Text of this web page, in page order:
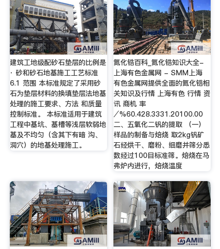
建筑工地级配砂石垫层的比例是
· 砂和砂石地基施工工艺标准
6.1 范围 本标准规定了采用砂
石为垫层材料的换填垫层法地基
处理的施工要求、方法 和质量
控制标准。 本标准适用于建筑
工程中基坑、基槽等浅层软弱地
基及不均匀（含其下有暗 沟、
洞穴）的地基处理施工。
氮化锆百科_氮化锆知识大全-
上海有色金属网 - SMM上海
有色金属网提供全面的氮化锆相
关知识及行情 上海有色 行情 资
讯 商机 率
∕%60.428.3331.20100.00
二、五氧化二钒的提取 （一）
样品的制备与焙烧 取2kg钒矿
石经烘干、磨粉、细磨并筛分悉
数经过100目标准筛。焙烧在马
弗炉内进行，焙烧温度